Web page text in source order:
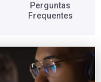
Perguntas
Frequentes​